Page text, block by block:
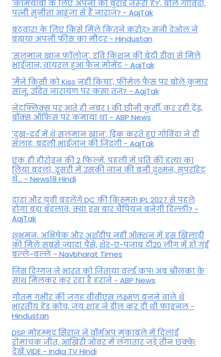
'कामयाबी के लिए अपनों की बुराई जरूरी है?', बोले गोविंदा,
पत्नी सुनीता आहूजा से हैं नाराज? - AajTak
बंटवारा के लिए किसे मिले कितने करोड़? सनी देओल ने
बढ़ाया अपनी फीस का मीटर - Hindustan
'सलमान खान फॉलोज', रवि किशन की बेटी रीवा से मिले
भाईजान, वायरल हुआ फैन मोमेंट - AajTak
'मैंने किसी को Kiss नहीं किया', फीमेल फैंस पर बोले कुमार
सानू, उदित नारायण पर कसा तंज? - AajTak
नेटफ्लिक्स पर आते ही नंबर 1 की छीनी कुर्सी, कर रही ट्रेंड,
बॉक्स ऑफिस पर कमाया था - ABP News
'दुख-दर्द में थे सलमान खान', ड्रिंक करते हुए गोविंदा ने दी
सलाह, बदली भाईजान की जिंदगी - AajTak
एक ही हीरोइन की 2 फिल्में, पहली में पति की हत्या का
लिया बदला, दूसरी में उसकी जान की बनी दुश्मन, सुपरहिट
थे... - News18 Hindi
दादा और युवी बदलेंगे DC की किस्मत! IPL 2027 से पहले
होगा बड़ा बदलाव, क्या इस बार चैंपियन बनेगी दिल्ली? -
AajTak
शुभमन, अभिषेक और अर्शदीप नहीं ऑक्शन में इस खिलाड़ी
को मिले सबसे ज्यादा पैसे, शेर-ए-पंजाब टी20 लीग में हो गई
बल्ले-बल्ले - Navbharat Times
जिस दिग्गज ने भारत को जिताया वर्ल्ड कप! अब श्रीलंका के
साथ मिलकर कर रहा है हराने - ABP News
गौतम गंभीर की जगह वीवीएस लक्ष्मण बनने वाले थे
भारतीय हेड कोच, जय शाह ने डील कर दी थी फाइनल -
Hindustan
DSP मोहम्मद सिराज ने वॉर्मअप मुकाबले में दिलाई
रोमांचक जीत, आखिरी ओवर में लगातार जड़े तीन छक्के;
देखें VIDE - India TV Hindi